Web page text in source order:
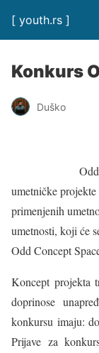
[ youth.rs ]
Konkurs
Duško
umetničke
primenjenih
umetnosti, koji će
Odd Concept
Koncept projekta
doprinose
konkursu imaju:
Prijave za